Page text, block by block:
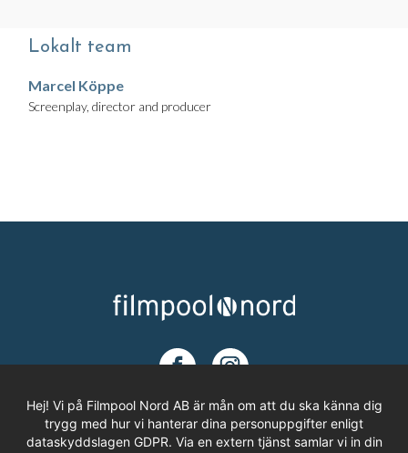
Lokalt team
Marcel Köppe
Screenplay, director and producer
Hej! Vi på Filmpool Nord AB är mån om att du ska känna dig
trygg med hur vi hanterar dina personuppgifter enligt
dataskyddslagen GDPR. Via en extern tjänst samlar vi in din